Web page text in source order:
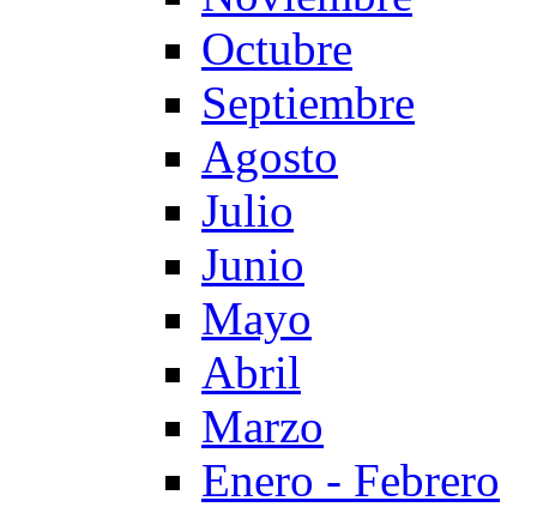
Octubre
Septiembre
Agosto
Julio
Junio
Mayo
Abril
Marzo
Enero - Febrero